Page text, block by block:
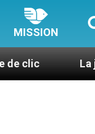
MISSION
La journée du pape